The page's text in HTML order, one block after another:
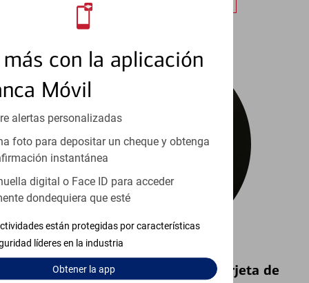
con la aplicación
Móvil
alertas personalizadas
foto para depositar un cheque y obtenga
instantánea
digital o Face ID para acceder
dondequiera que esté
están protegidas por características
líderes en la industria
Obtenerla app
Bloquear y Desbloquear una Tarjeta de